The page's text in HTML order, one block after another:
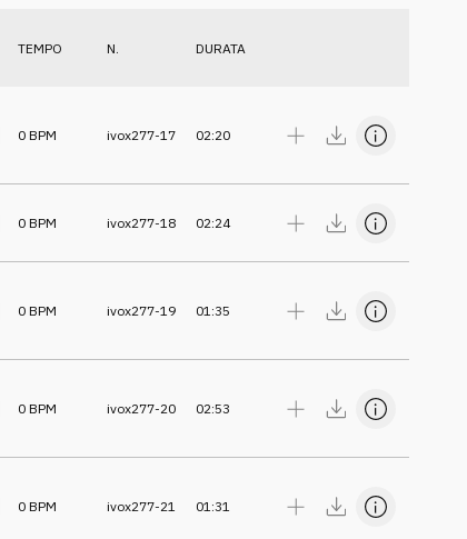
TEMPO N. DURATA
0 BPM ivox277-17 02:20
0 BPM ivox277-18 02:24
0 BPM ivox277-19 01:35
0 BPM ivox277-20 02:53
0 BPM ivox277-21 01:31